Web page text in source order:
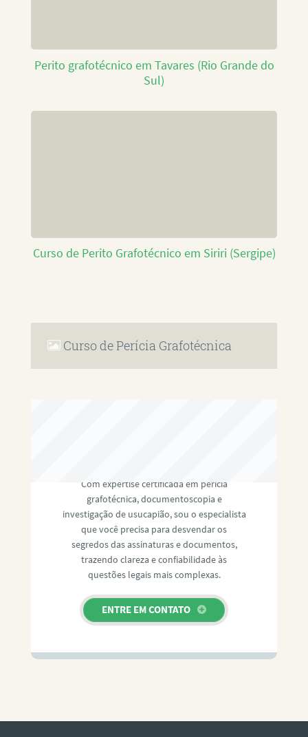
Perito grafotécnico em Tavares (Rio Grande do
Sul)
Curso de Perito Grafotécnico em Siriri (Sergipe)
Curso de Perícia Grafotécnica
Com expertise certificada em perícia
grafotécnica, documentoscopia e
investigação de usucapião, sou o especialista
que você precisa para desvendar os
segredos das assinaturas e documentos,
trazendo clareza e confiabilidade às
questões legais mais complexas.
ENTRE EM CONTATO